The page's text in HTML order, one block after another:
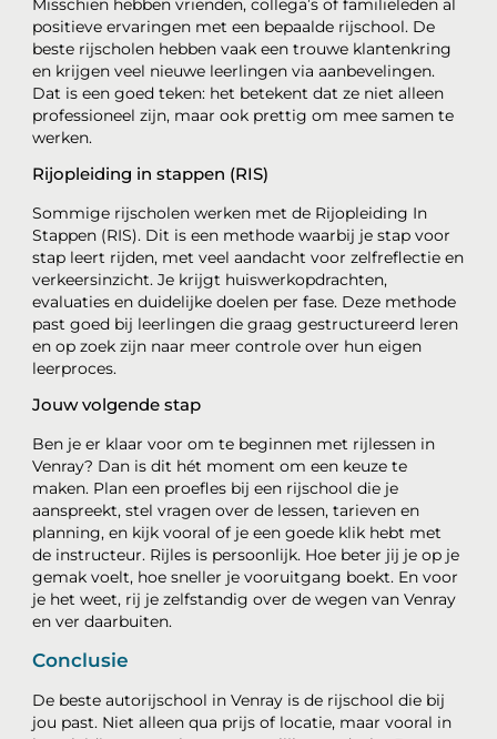
Misschien hebben vrienden, collega’s of familieleden al
positieve ervaringen met een bepaalde rijschool. De
beste rijscholen hebben vaak een trouwe klantenkring
en krijgen veel nieuwe leerlingen via aanbevelingen.
Dat is een goed teken: het betekent dat ze niet alleen
professioneel zijn, maar ook prettig om mee samen te
werken.
Rijopleiding in stappen (RIS)
Sommige rijscholen werken met de Rijopleiding In
Stappen (RIS). Dit is een methode waarbij je stap voor
stap leert rijden, met veel aandacht voor zelfreflectie en
verkeersinzicht. Je krijgt huiswerkopdrachten,
evaluaties en duidelijke doelen per fase. Deze methode
past goed bij leerlingen die graag gestructureerd leren
en op zoek zijn naar meer controle over hun eigen
leerproces.
Jouw volgende stap
Ben je er klaar voor om te beginnen met rijlessen in
Venray? Dan is dit hét moment om een keuze te
maken. Plan een proefles bij een rijschool die je
aanspreekt, stel vragen over de lessen, tarieven en
planning, en kijk vooral of je een goede klik hebt met
de instructeur. Rijles is persoonlijk. Hoe beter jij je op je
gemak voelt, hoe sneller je vooruitgang boekt. En voor
je het weet, rij je zelfstandig over de wegen van Venray
en ver daarbuiten.
Conclusie
De beste autorijschool in Venray is de rijschool die bij
jou past. Niet alleen qua prijs of locatie, maar vooral in